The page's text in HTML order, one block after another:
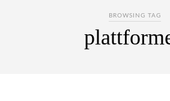
BROWSING TAG